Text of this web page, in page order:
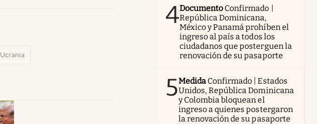
Ucrania
4Documento Confirmado |
República Dominicana,
México y Panamá prohíben el
ingreso al país a todos los
ciudadanos que posterguen la
renovación de su pasaporte
5Medida Confirmado | Estados
Unidos, República Dominicana
y Colombia bloquean el
ingreso a quienes postergaron
la renovación de su pasaporte